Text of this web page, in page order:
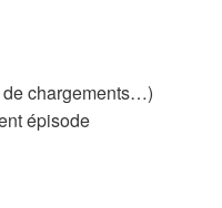
de chargements…)
épisode